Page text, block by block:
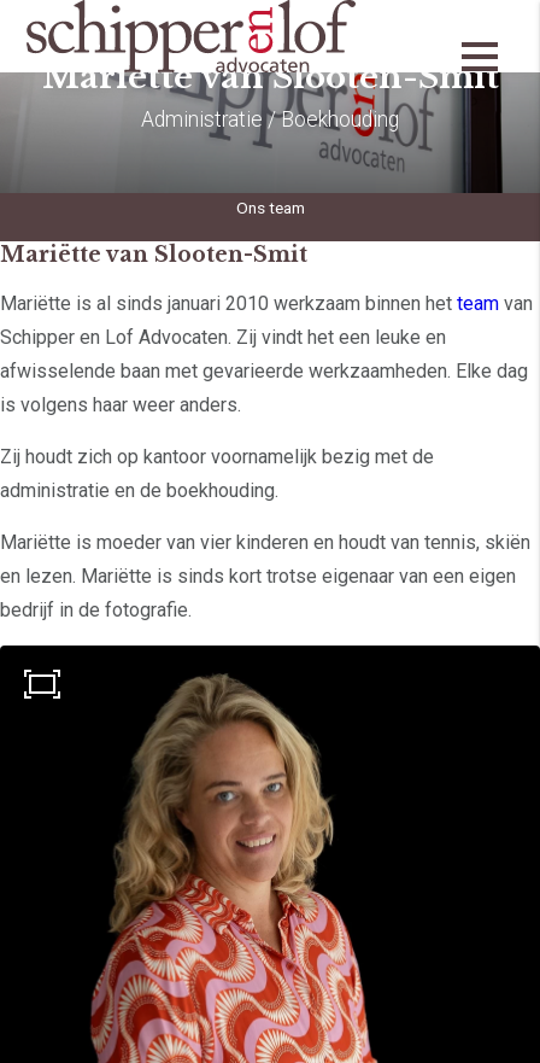
Mariëtte van Slooten-Smit
Administratie / Boekhouding
Ons team
Mariëtte van Slooten-Smit
Mariëtte is al sinds januari 2010 werkzaam binnen het team van
Schipper en Lof Advocaten. Zij vindt het een leuke en
afwisselende baan met gevarieerde werkzaamheden. Elke dag
is volgens haar weer anders.
Zij houdt zich op kantoor voornamelijk bezig met de
administratie en de boekhouding.
Mariëtte is moeder van vier kinderen en houdt van tennis, skiën
en lezen. Mariëtte is sinds kort trotse eigenaar van een eigen
bedrijf in de fotografie.